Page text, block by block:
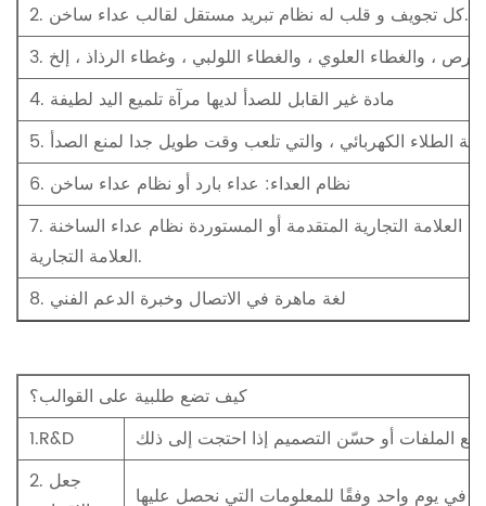
2. كل تجويف و قلب له نظام تبريد مستقل لقالب عداء ساخن.
4. مادة غير القابل للصدأ لديها مرآة تلميع اليد لطيفة
الطلاء الكهربائي ، والتي تلعب وقت طويل جدا لمنع الصدأ
6. نظام العداء: عداء بارد أو نظام عداء ساخن
7. العلامة التجارية الساخنة عداء: الصين العلامة التجارية المتقدمة أو المستوردة نظام عداء الساخنة
العلامة التجارية.
8. لغة ماهرة في الاتصال وخبرة الدعم الفني
كيف تضع طلبية على القوالب؟
1.R&D
2. جعل